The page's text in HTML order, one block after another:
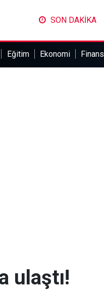
SON DAKİKA
Eğitim Ekonomi Finans
ulaştı!